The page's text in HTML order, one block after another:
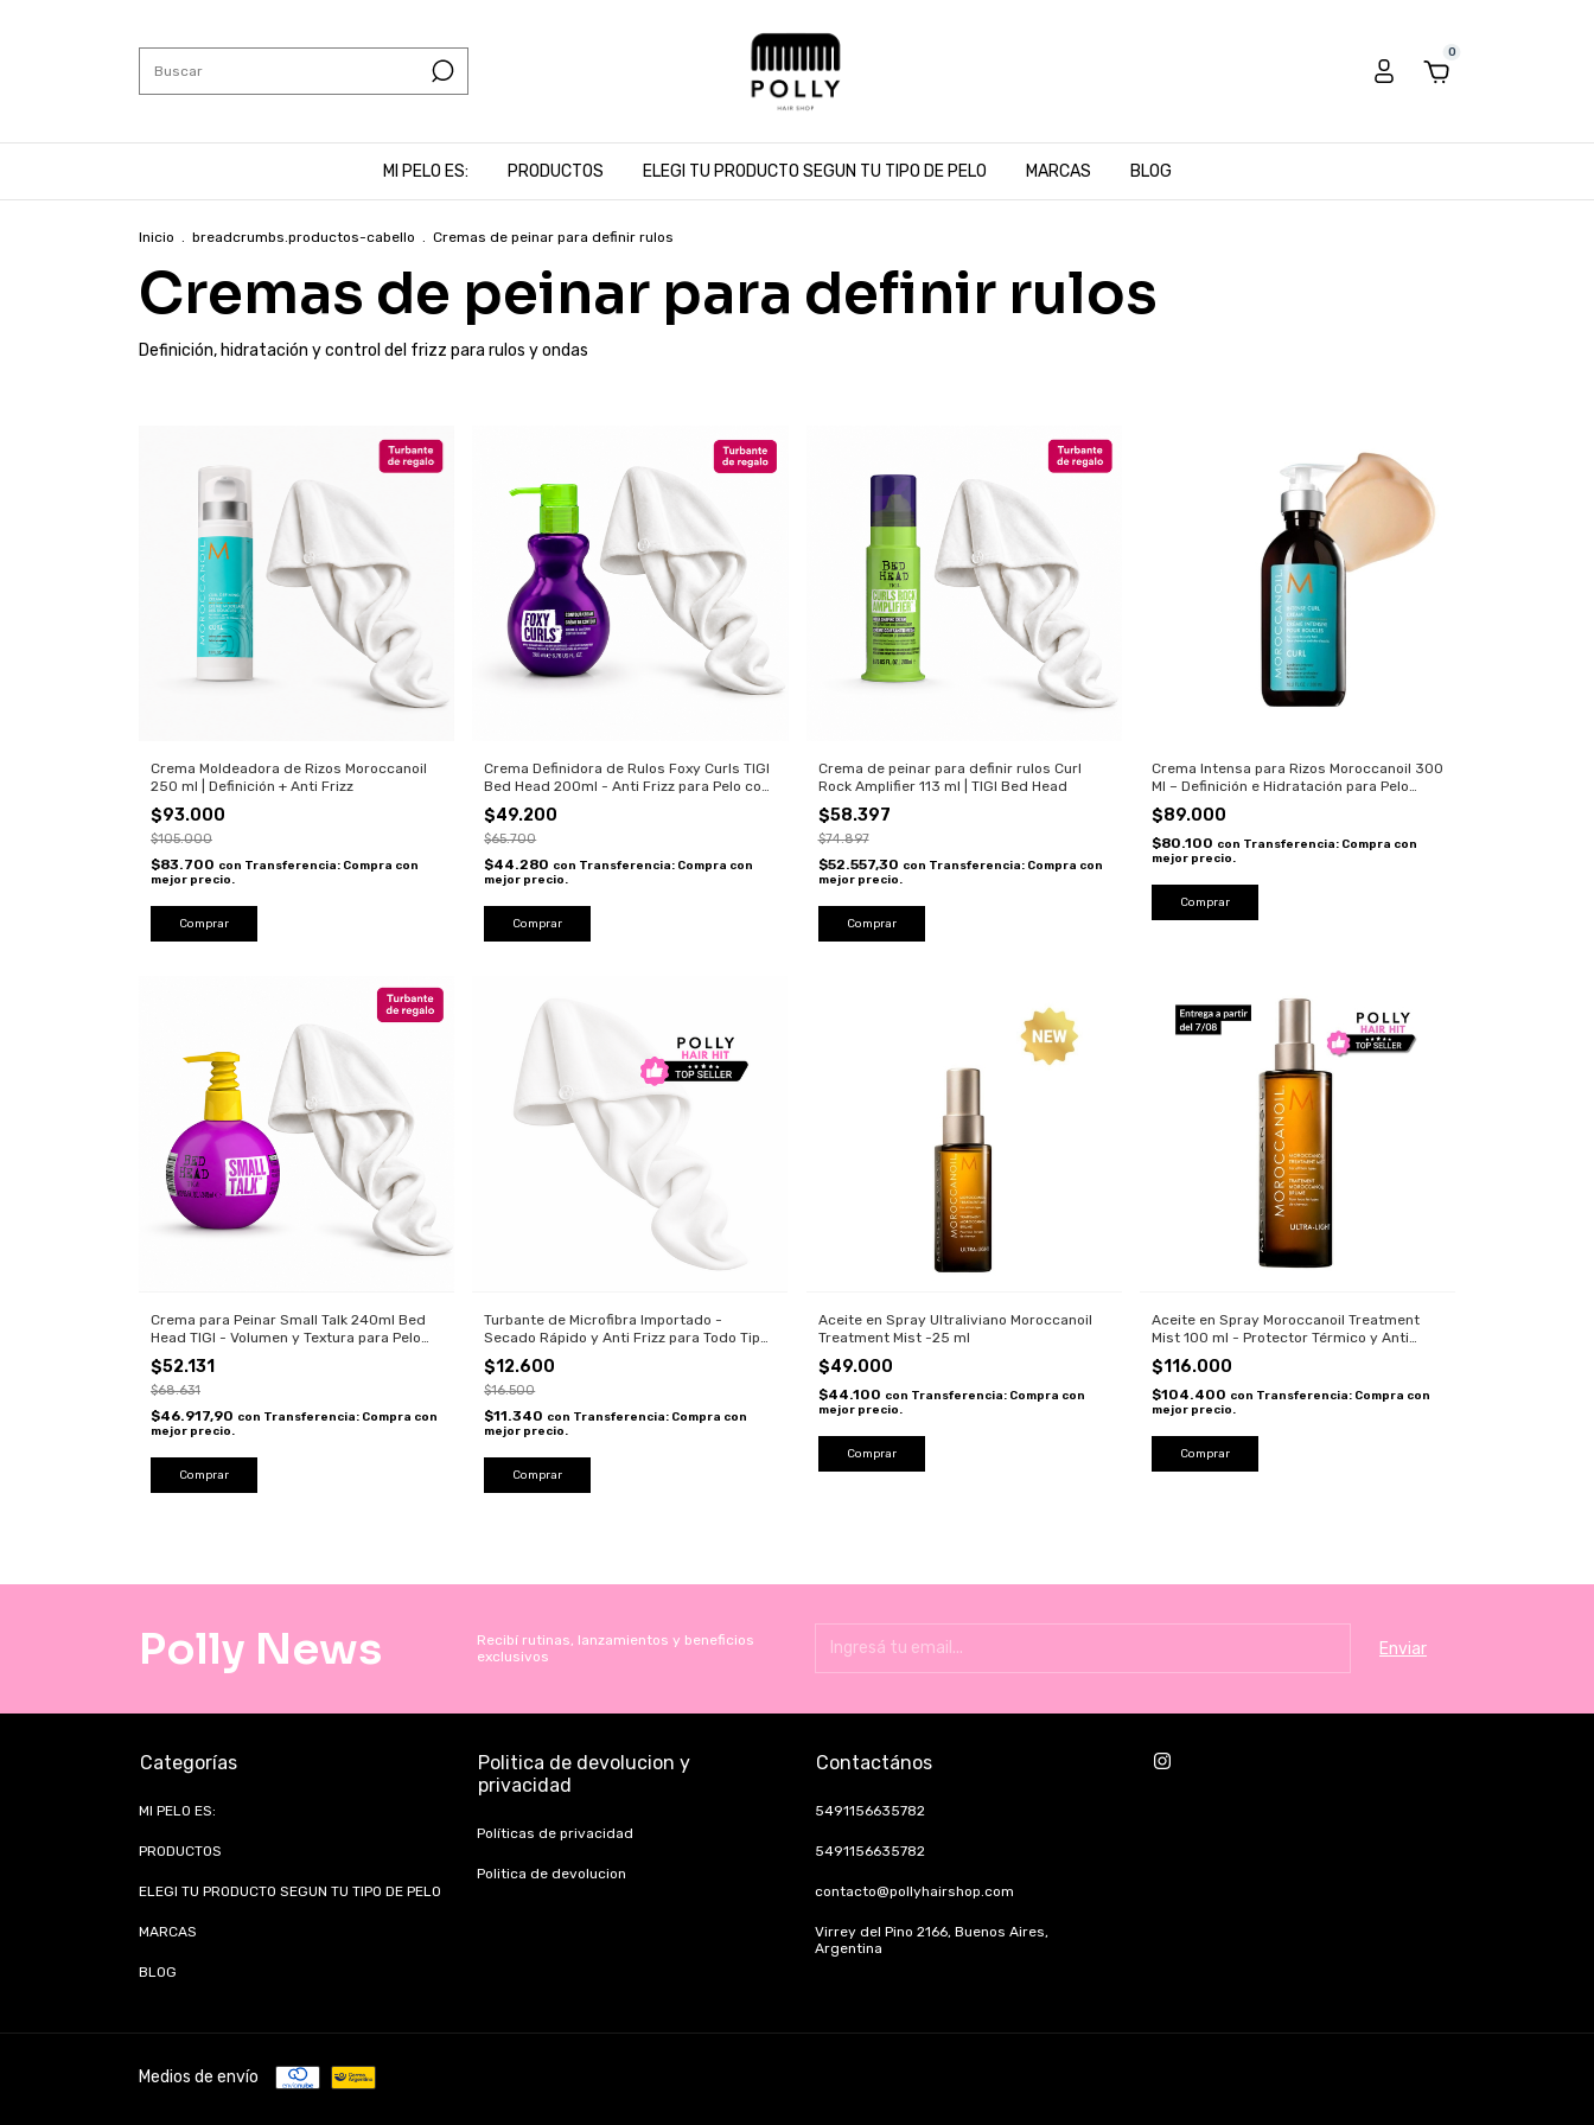
0
MI PELO ES: PRODUCTOS ELEGI TU PRODUCTO SEGUN TU TIPO DE PELO MARCAS BLOG
Inicio . breadcrumbs.productos-cabello . Cremas de peinar para definir rulos
Cremas de peinar para definir rulos
Definición, hidratación y control del frizz para rulos y ondas
Crema Moldeadora de Rizos Moroccanoil
250 ml | Definición + Anti Frizz
$93.000
$105.000
$83.700 con Transferencia: Compra con
mejor precio.
Crema Definidora de Rulos Foxy Curls TIGI
Bed Head 200ml - Anti Frizz para Pelo con
Rulos y Ondas
$49.200
$65.700
$44.280 con Transferencia: Compra con
mejor precio.
Crema de peinar para definir rulos Curl
Rock Amplifier 113 ml | TIGI Bed Head
$58.397
$74.897
$52.557,30 con Transferencia: Compra con
mejor precio.
Crema Intensa para Rizos Moroccanoil 300
Ml – Definición e Hidratación para Pelo
Ondulado y Rizado
$89.000
$80.100 con Transferencia: Compra con
mejor precio.
Crema para Peinar Small Talk 240ml Bed
Head TIGI - Volumen y Textura para Pelo
$52.131
$68.631
$46.917,90 con Transferencia: Compra con
mejor precio.
Turbante de Microfibra Importado -
Secado Rápido y Anti Frizz para Todo Tipo
$12.600
$16.500
$11.340 con Transferencia: Compra con
mejor precio.
Comprar
Aceite en Spray Ultraliviano Moroccanoil
Treatment Mist -25 ml
$49.000
$44.100 con Transferencia: Compra con
mejor precio.
Comprar
Aceite en Spray Moroccanoil Treatment
Mist 100 ml - Protector Térmico y Anti
$116.000
$104.400 con Transferencia: Compra con
mejor precio.
Polly News
Recibí rutinas, lanzamientos y beneficios
exclusivos
Categorías
MI PELO ES:
PRODUCTOS
ELEGI TU PRODUCTO SEGUN TU TIPO DE PELO
MARCAS
BLOG
Politica de devolucion y
privacidad
Políticas de privacidad
Politica de devolucion
Contactános
5491156635782
5491156635782
contacto@pollyhairshop.com
Virrey del Pino 2166, Buenos Aires,
Argentina
Medios de envío